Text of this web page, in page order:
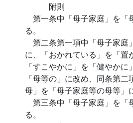
附則
第一条中「母子家庭」を「
る。
第二条第一項中「母子家庭
に、「おかれている」を「置
「すこやかに」を「健やか
「母等の」に改め、同条第
母」を「母子家庭等の母等」
第三条中「母子家庭」を「
る。